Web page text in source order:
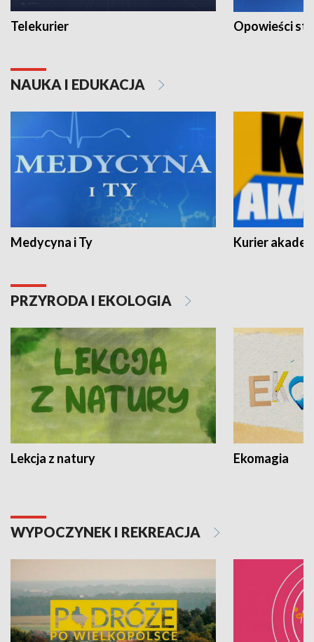
Telekurier Opowieści
NAUKA I EDUKACJA
Medycyna i Ty Kurier
PRZYRODA I EKOLOGIA
Lekcja z natury Ekomagia
WYPOCZYNEK I REKREACJA